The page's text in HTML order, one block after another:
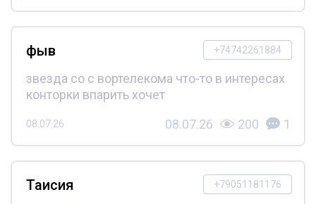
+74742261884
фыв
звезда со с вортелекома что-то в интересах
конторки впарить хочет
08.07.26 08.07.26 200 1
+79051181176
Таисия